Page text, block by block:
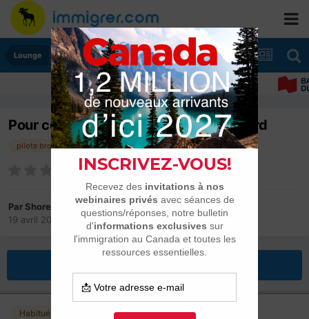
Lounge
Pour ceux qui aiment l'aviation et le nord
pilote brousse aviation
Par Shore
19 avril 2015
dans Lounge
Habitués